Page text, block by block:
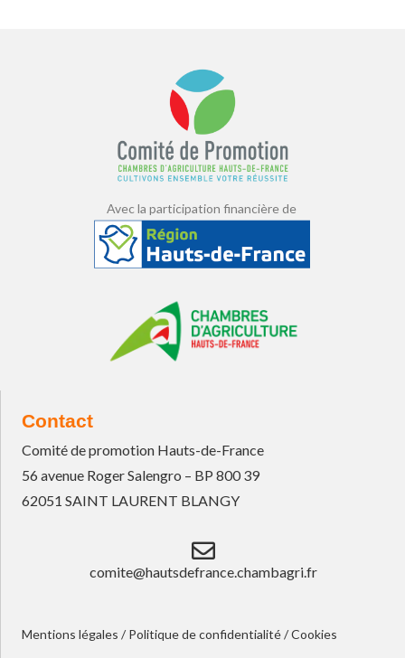
Avec la participation financière de
Contact
Comité de promotion Hauts-de-France
56 avenue Roger Salengro – BP 800 39
62051 SAINT LAURENT BLANGY
comite@hautsdefrance.chambagri.fr
Mentions légales / Politique de confidentialité/Cookies